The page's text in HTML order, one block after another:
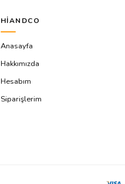
HIANDCO
Anasayfa
Hakkımızda
Hesabım
Siparişlerim